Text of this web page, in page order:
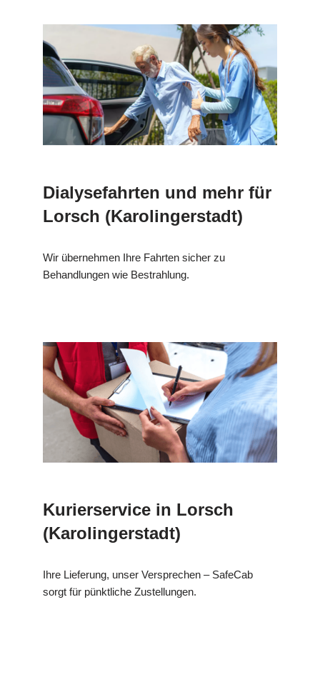
Dialysefahrten und mehr für
Lorsch (Karolingerstadt)
Wir übernehmen Ihre Fahrten sicher zu
Behandlungen wie Bestrahlung.
Kurierservice in Lorsch
(Karolingerstadt)
Ihre Lieferung, unser Versprechen – SafeCab
sorgt für pünktliche Zustellungen.